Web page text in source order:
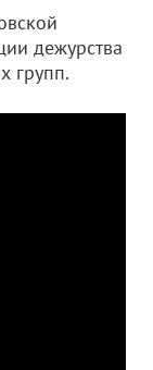
дежурства
групп.